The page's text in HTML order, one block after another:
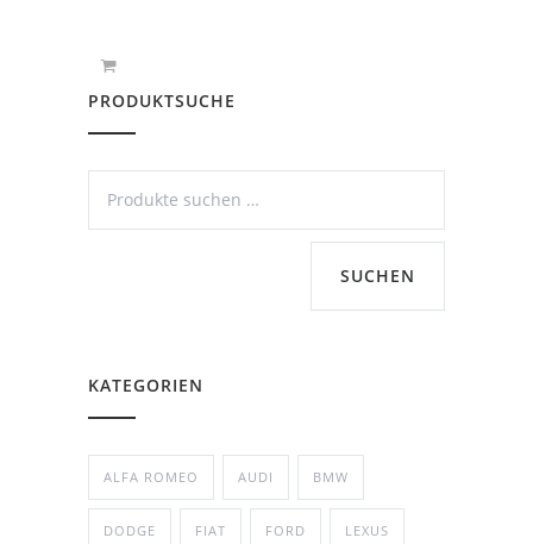
PRODUKTSUCHE
SUCHEN
KATEGORIEN
ALFA ROMEO AUDI BMW
DODGE FIAT FORD LEXUS